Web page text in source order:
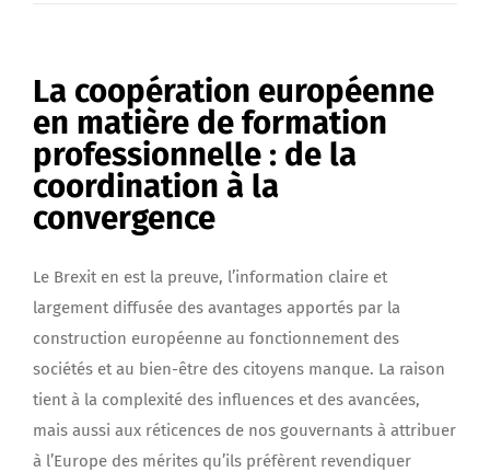
La coopération européenne
en matière de formation
professionnelle : de la
coordination à la
convergence
Le Brexit en est la preuve, l’information claire et
largement diffusée des avantages apportés par la
construction européenne au fonctionnement des
sociétés et au bien-être des citoyens manque. La raison
tient à la complexité des influences et des avancées,
mais aussi aux réticences de nos gouvernants à attribuer
à l’Europe des mérites qu’ils préfèrent revendiquer